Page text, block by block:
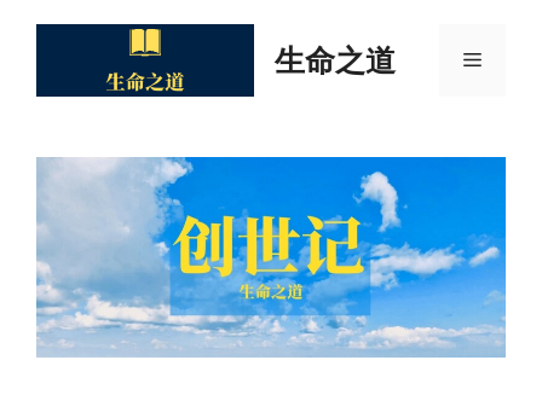
生命之道 Menu